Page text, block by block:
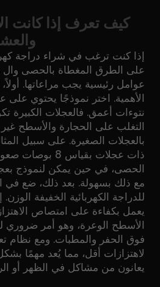
كيف تعرف إذا كانت
إذا كنت ترغب في شراء دراجة
عوامل رئيسية يجب مراعاتها. أولاً،
الأهمية. اختر نموذجًا يحتوي على
نتوءات أعمق. فالعجلات الكبيرة
التغلب على الحجارة والأسطح غير
بالعجلات الصغيرة. على سبيل
ذات عجلات بقياس
مع ذلك بسهولة. بعد ذلك، ضع في
للدراجة الكهربائية الخفيفة
يعمل بكفاءة على امتصاص
الأسطح الوعرة، وهو أمر ضروري
فوق الحفر والمطبات. ومع نظام
لاهتزازات أقل، مما يُعد مهمًا
يعانون من مشاكل في الظهر أو